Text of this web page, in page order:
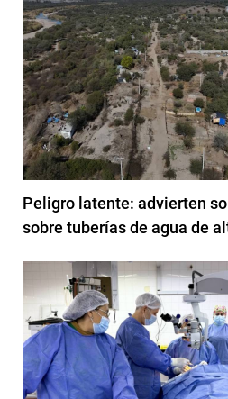
Peligro latente: advierten
sobre tuberías de agua de